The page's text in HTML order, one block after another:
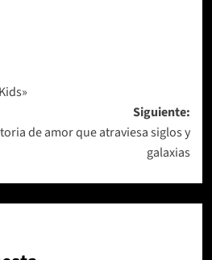
Siguiente:
de amor que atraviesa siglos y
galaxias